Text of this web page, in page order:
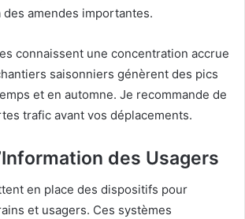
amendes importantes.
connaissent une concentration accrue
saisonniers génèrent des pics
et en automne. Je recommande de
trafic avant vos déplacements.
des Usagers
en place des dispositifs pour
et usagers. Ces systèmes